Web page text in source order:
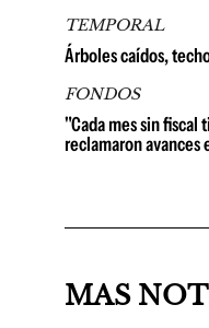
TEMPORAL
Árboles caídos,
FONDOS
"Cada mes sin fiscal
reclamaron avances
MAS